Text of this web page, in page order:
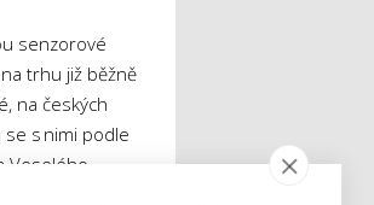
senzorové
trhu již běžně
na českých
se s nimi podle
Veselého